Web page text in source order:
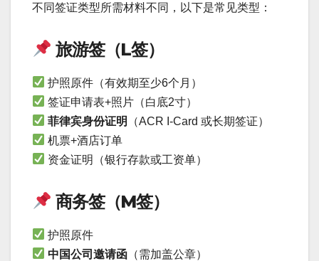
不同签证类型所需材料不同，以下是常见类型：
旅游签（L签）
护照原件（有效期至少6个月）
签证申请表+照片（白底2寸）
菲律宾身份证明
（ACR I-Card 或长期签证）
机票+酒店订单
资金证明（银行存款或工资单）
商务签（M签）
护照原件
中国公司邀请函 （需加盖公章）